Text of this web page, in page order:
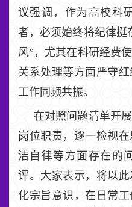
议强调，作为高校科
者，必须始终将纪律挺
风”，尤其在科研经费
关系处理等方面严守
工作同频共振。
在对照问题清单开
岗位职责，逐一检视
洁自律等方面存在的
评。大家表示，将以
化宗旨意识，在日常